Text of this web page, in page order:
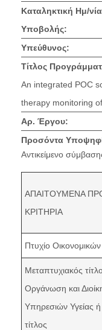
Καταληκτική Ημ/νία
Υποβολής:
Υπεύθυνος:
Τίτλος
An integrated POC
therapy monitoring
Αρ. Έργου:
Προσόντα
Αντικείμενο
ΑΠΑΙΤΟΥΜΕΝΑ
ΚΡΙΤΗΡΙΑ
Πτυχίο
Μεταπτυχιακός
Οργάνωση και
Υπηρεσιών Υγείας
τίτλος